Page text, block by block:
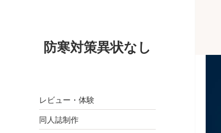
防寒対策異状なし
レビュー・体験
同人誌制作